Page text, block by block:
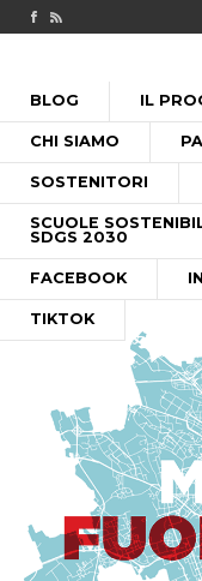
Check out our
MILANO
MENU
PASSA
CONTENUTO
BLOG IL
CHI SIAMO
SOSTENITORI
SCUOLE
SDGS 2030
FACEBOOK
TIKTOK